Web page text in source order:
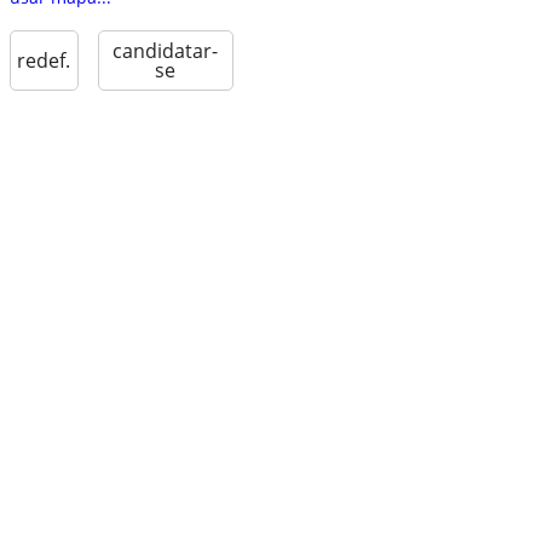
redef. candidatar-
se